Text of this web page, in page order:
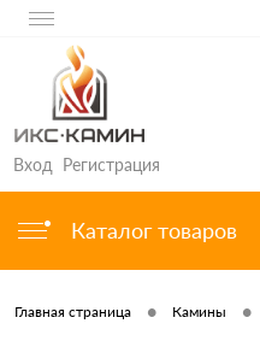
Вход Регистрация
Каталог товаров
Главная страница • Камины •